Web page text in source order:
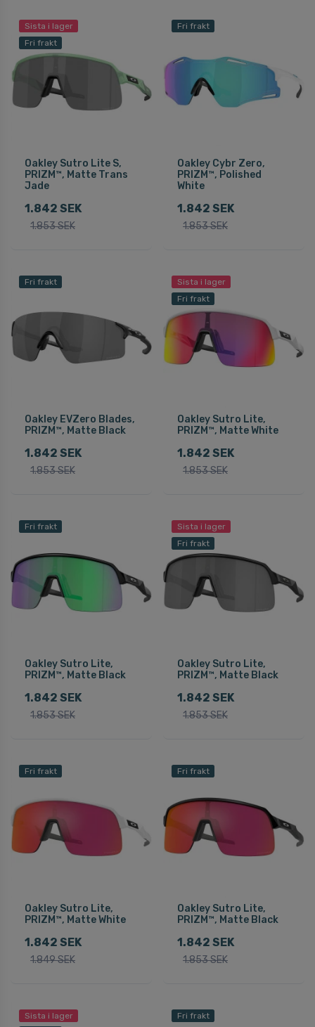
Sista i lager
Fri frakt
Oakley Sutro Lite S,
PRIZM™, Matte Trans
Jade
1.842 SEK
1.853 SEK
Fri frakt
Oakley Cybr Zero,
PRIZM™, Polished
White
1.842 SEK
1.853 SEK
Fri frakt
Oakley EVZero Blades,
PRIZM™, Matte Black
1.842 SEK
1.853 SEK
Sista i lager
Fri frakt
Oakley Sutro Lite,
PRIZM™, Matte White
1.842 SEK
1.853 SEK
Fri frakt
Oakley Sutro Lite,
PRIZM™, Matte Black
1.842 SEK
1.853 SEK
Sista i lager
Fri frakt
Oakley Sutro Lite,
PRIZM™, Matte Black
1.842 SEK
1.853 SEK
Fri frakt
Oakley Sutro Lite,
PRIZM™, Matte White
1.842 SEK
1.849 SEK
Fri frakt
Oakley Sutro Lite,
PRIZM™, Matte Black
1.842 SEK
1.853 SEK
Sista i lager
Fri frakt